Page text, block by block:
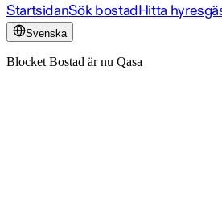
StartsidanSök bostadHitta
Svenska
Blocket Bostad är nu Qasa